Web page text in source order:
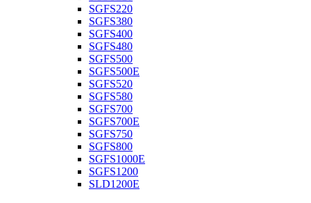
SGFS220
SGFS380
SGFS400
SGFS480
SGFS500
SGFS500E
SGFS520
SGFS580
SGFS700
SGFS700E
SGFS750
SGFS800
SGFS1000E
SGFS1200
SLD1200E